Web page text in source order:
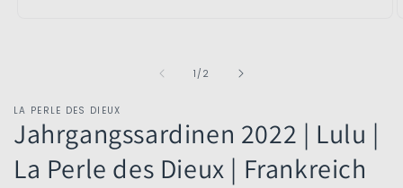
1 /von
2
LA PERLE DES DIEUX
Jahrgangssardinen 2022 | Lulu |
La Perle des Dieux | Frankreich